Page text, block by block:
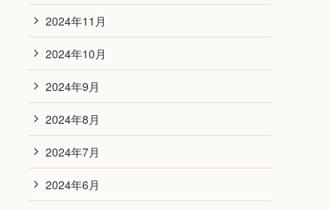
2024年11月
2024年10月
2024年9月
2024年8月
2024年7月
2024年6月